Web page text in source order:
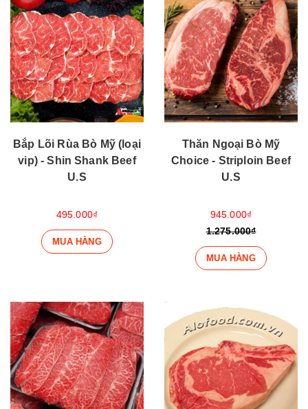
Bắp Lõi Rùa Bò Mỹ (loại
vip) - Shin Shank Beef
U.S
495.000₫
MUA HÀNG
Thăn Ngoại Bò Mỹ
Choice - Striploin Beef
U.S
945.000₫
1.275.000₫
MUA HÀNG